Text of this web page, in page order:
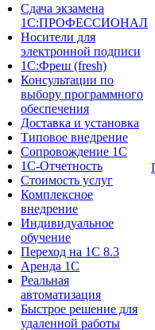
Сдача экзамена
1С:ПРОФЕССИОНАЛ
Носители для
электронной подписи
1С:Фреш (fresh)
Консультации по
выбору программного
обеспечения
Доставка и установка
Типовое внедрение
Сопровождение 1С
1С-Отчетность
Стоимость услуг
Комплексное
внедрение
Индивидуальное
обучение
Переход на 1С 8.3
Аренда 1С
Реальная
автоматизация
Быстрое решение для
удаленной работы